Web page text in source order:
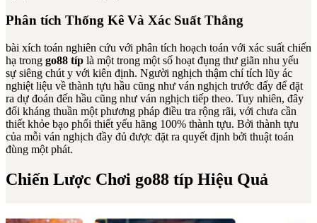
Phân tích Thống Kê Và Xác Suất Thắng
bài xích toán nghiên cứu với phân tích hoạch toán với xác suất chiến
hạ trong go88 típ là một trong một số hoạt đụng thư giãn nhu yếu
sự siêng chút y với kiên định. Người nghịch thậm chí tích lũy ác
nghiệt liệu về thành tựu hầu cũng như ván nghịch trước đấy để đặt
ra dự đoán đến hầu cũng như ván nghịch tiếp theo. Tuy nhiên, đây
đối kháng thuần một phương pháp điều tra rộng rãi, với chưa cần
thiết khỏe bạo phổi thiết yếu hãng 100% thành tựu. Bởi thành tựu
của mỗi ván nghịch đầy đủ được đặt ra quyết định bởi thuật toán
đùng một phát.
Chiến Lược Chơi go88 típ Hiệu Quả